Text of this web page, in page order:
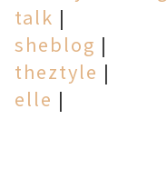
talk |
sheblog |
theztyle |
elle |